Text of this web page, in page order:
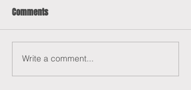
Comments
Write a comment...